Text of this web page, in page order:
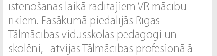
īstenošanas laikā radītajiem VR mācību
rīkiem. Pasākumā piedalījās Rīgas
Tālmācības vidusskolas pedagogi un
skolēni, Latvijas Tālmācības profesionālā